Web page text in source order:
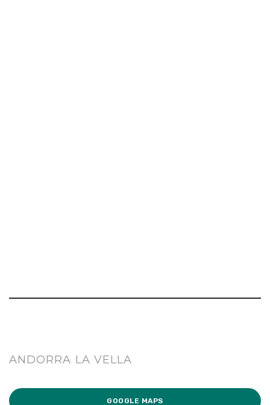
ANDORRA LA VELLA
GOOGLE MAPS